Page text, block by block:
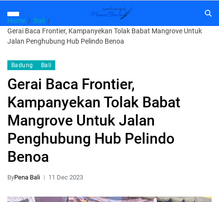
Home
Bali
Gerai Baca Frontier, Kampanyekan Tolak Babat Mangrove Untuk
Jalan Penghubung Hub Pelindo Benoa
Badung Bali
Gerai Baca Frontier,
Kampanyekan Tolak Babat
Mangrove Untuk Jalan
Penghubung Hub Pelindo
Benoa
ByPena Bali 11 Dec 2023